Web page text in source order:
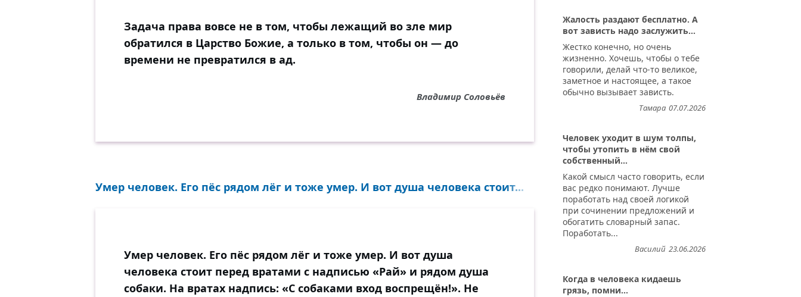
Задача права вовсе не в том, чтобы лежащий во зле мир
обратился в Царство Божие, а только в том, чтобы он — до
времени не превратился в ад.
Владимир Соловьёв
Умер человек. Его пёс рядом лёг и тоже умер. И вот душа человека стоит...
Умер человек. Его пёс рядом лёг и тоже умер. И вот душа
человека стоит перед вратами с надписью «Рай» и рядом душа
собаки. На вратах надпись: «С собаками вход воспрещён!». Не
Жалость раздают бесплатно. А
вот зависть надо заслужить...
Жестко конечно, но очень
жизненно. Хочешь, чтобы о тебе
говорили, делай что-то великое,
заметное и настоящее, а такое
обычно вызывает зависть.
07.07.2026
Тамара
Человек уходит в шум толпы,
чтобы утопить в нём свой
собственный...
Какой смысл часто говорить, если
вас редко понимают. Лучше
поработать над своей логикой
при сочинении предложений и
обогатить словарный запас.
Поработать...
23.06.2026
Василий
Когда в человека кидаешь
грязь, помни...